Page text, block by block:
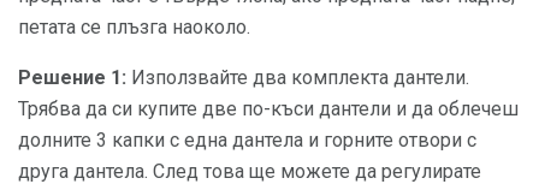
петата се плъзга наоколо.
Решение 1: Използвайте два комплекта дантели.
Трябва да си купите две по-къси дантели и да облечеш
долните 3 капки с една дантела и горните отвори с
друга дантела. След това ще можете да регулирате